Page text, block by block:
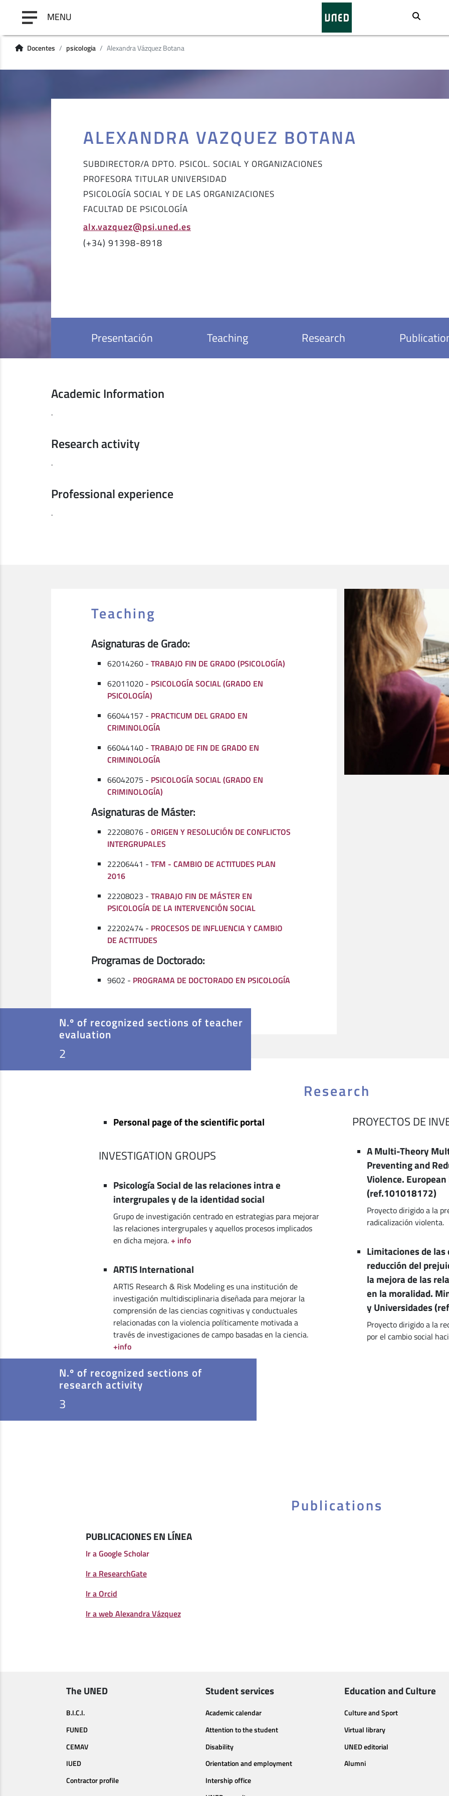
MENU
Docentes psicologia Alexandra Vázquez Botana
Presentación Teaching Research
ALEXANDRA VAZQUEZ BOTANA
SUBDIRECTOR/A DPTO. PSICOL. SOCIAL Y ORGANIZACIONES
PROFESORA TITULAR UNIVERSIDAD
PSICOLOGÍA SOCIAL Y DE LAS ORGANIZACIONES
FACULTAD DE PSICOLOGÍA
alx.vazquez@psi.uned.es
(+34) 91398-8918
Academic Information
.
Research activity
.
Professional experience
.
Teaching
Asignaturas de Grado:
62014260 - TRABAJO FIN DE GRADO (PSICOLOGÍA)
62011020 - PSICOLOGÍA SOCIAL (GRADO EN
PSICOLOGÍA)
66044157 - PRACTICUM DEL GRADO EN
CRIMINOLOGÍA
66044140 - TRABAJO DE FIN DE GRADO EN
CRIMINOLOGÍA
66042075 - PSICOLOGÍA SOCIAL (GRADO EN
CRIMINOLOGÍA)
Asignaturas de Máster:
22208076 - ORIGEN Y RESOLUCIÓN DE CONFLICTOS
INTERGRUPALES
22206441 - TFM - CAMBIO DE ACTITUDES PLAN
2016
22208023 - TRABAJO FIN DE MÁSTER EN
PSICOLOGÍA DE LA INTERVENCIÓN SOCIAL
22202474 - PROCESOS DE INFLUENCIA Y CAMBIO
DE ACTITUDES
Programas de Doctorado:
9602 - PROGRAMA DE DOCTORADO EN PSICOLOGÍA
N.º of recognized sections of teacher
evaluation
2
Research
Personal page of the scientific portal
INVESTIGATION GROUPS
Psicología Social de las relaciones intra e
intergrupales y de la identidad social
Grupo de investigación centrado en estrategias para mejorar
las relaciones intergrupales y aquellos procesos implicados
en dicha mejora.+ info
ARTIS International
ARTIS Research & Risk Modeling es una institución de
investigación multidisciplinaria diseñada para mejorar la
comprensión de las ciencias cognitivas y conductuales
relacionadas con la violencia políticamente motivada a
través de investigaciones de campo basadas en la ciencia.
+info
PROYECTOS DE
A Multi-Theory
Preventing and
Violence.
(ref.101018172)
Proyecto dirigido a la
radicalización violenta.
Limitaciones de
reducción del
la mejora de las
en la moralidad.
y Universidades
Proyecto dirigido a la
por el cambio social
N.º of recognized sections of
research activity
3
Publications
PUBLICACIONES EN LÍNEA
Ir a Google Scholar
Ir a ResearchGate
Ir a Orcid
Ir a web Alexandra Vázquez
The UNED
B.I.C.I.
FUNED
CEMAV
IUED
Contractor profile
Student services
Academic calendar
Attention to the student
Disability
Orientation and employment
Intership office
Education and Culture
Culture and Sport
Virtual library
UNED editorial
Alumni